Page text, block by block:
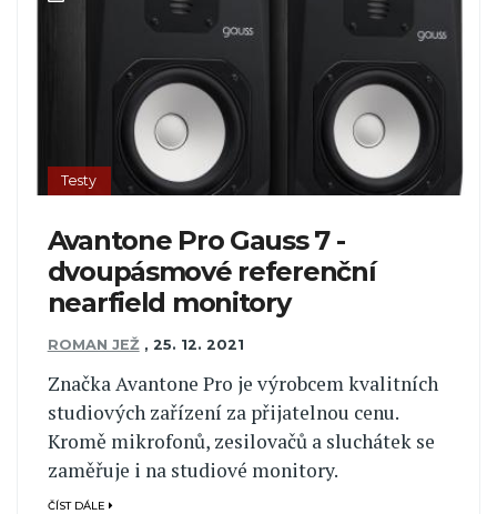
Testy
Avantone Pro Gauss 7 -
dvoupásmové referenční
nearfield monitory
ROMAN JEŽ , 25. 12. 2021
Značka Avantone Pro je výrobcem kvalitních
studiových zařízení za přijatelnou cenu.
Kromě mikrofonů, zesilovačů a sluchátek se
zaměřuje i na studiové monitory.
ČÍST DÁLE